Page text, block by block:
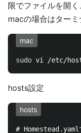
限でファイルを開く
macの場合はターミ
mac
sudo
hosts設定
hosts
# Homestead.yaml